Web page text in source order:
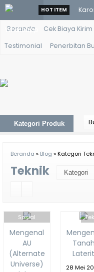
Whatsapp
HOT ITEM
Beranda Cek Biaya Kirim
Testimonial
Penerbitan
Kategori Produk
Beranda » Blog » Kategori
Teknik
Sosial
Budaya,
Teknik
Mengenal
AU
(Alternate
Universe)
Tanah
Laterit
28 Mei